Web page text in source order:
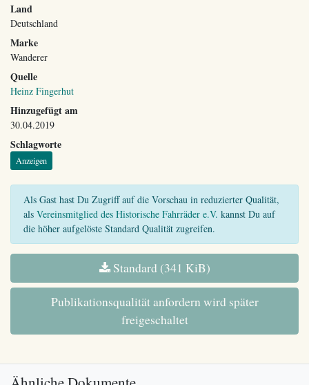
Land
Deutschland
Marke
Wanderer
Quelle
Heinz Fingerhut
Hinzugefügt am
30.04.2019
Schlagworte
Anzeigen
Als Gast hast Du Zugriff auf die Vorschau in reduzierter Qualität,
als Vereinsmitglied des Historische Fahrräder e.V. kannst Du auf
die höher aufgelöste Standard Qualität zugreifen.
Standard (341 KiB)
Publikationsqualität anfordern wird später
freigeschaltet